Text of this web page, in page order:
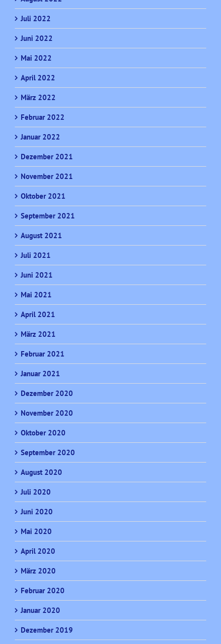
Juli 2022
Juni 2022
Mai 2022
April 2022
März 2022
Februar 2022
Januar 2022
Dezember 2021
November 2021
Oktober 2021
September 2021
August 2021
Juli 2021
Juni 2021
Mai 2021
April 2021
März 2021
Februar 2021
Januar 2021
Dezember 2020
November 2020
Oktober 2020
September 2020
August 2020
Juli 2020
Juni 2020
Mai 2020
April 2020
März 2020
Februar 2020
Januar 2020
Dezember 2019